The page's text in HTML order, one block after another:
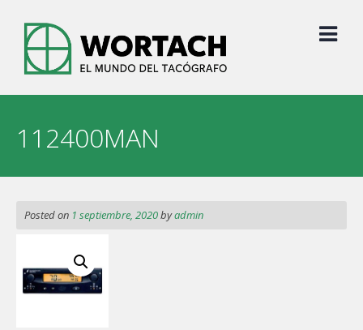
content
112400MAN
Posted on 1 septiembre, 2020byadmin